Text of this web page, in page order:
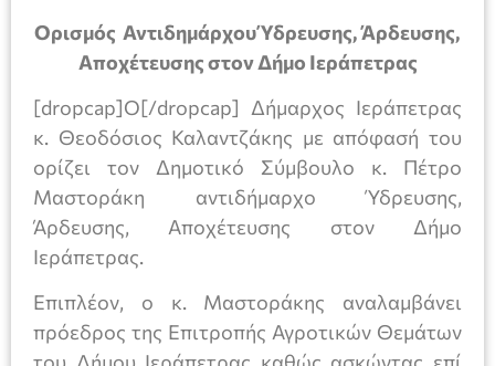
Ορισμός Αντιδημάρχου Ύδρευσης, Άρδευσης,
Αποχέτευσης στον Δήμο Ιεράπετρας
[dropcap]Ο[/dropcap] Δήμαρχος Ιεράπετρας
κ. Θεοδόσιος Καλαντζάκης με απόφασή του
ορίζει τον Δημοτικό Σύμβουλο κ. Πέτρο
Μαστοράκη αντιδήμαρχο Ύδρευσης,
Άρδευσης, Αποχέτευσης στον Δήμο
Ιεράπετρας.
Επιπλέον, ο κ. Μαστοράκης αναλαμβάνει
πρόεδρος της Επιτροπής Αγροτικών Θεμάτων